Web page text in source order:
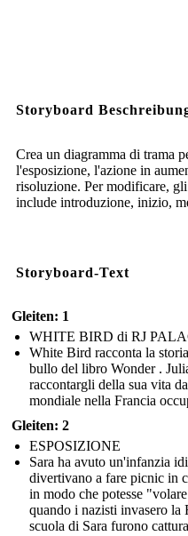
Storyboard
Crea un diagramma di trama
l'esposizione, l'azione in
risoluzione. Per modificare,
include introduzione, inizio,
Storyboard-Text
Gleiten: 1
WHITE BIRD di RJ
White Bird racconta la
bullo del libro Wonder .
raccontargli della sua vita
mondiale nella Francia
Gleiten: 2
ESPOSIZIONE
Sara ha avuto un'infanzia
divertivano a fare picnic in
in modo che potesse
quando i nazisti invasero
scuola di Sara furono